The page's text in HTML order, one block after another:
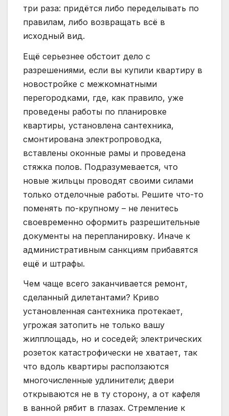
три раза: придётся либо переделывать по
правилам, либо возвращать всё в
исходный вид.
Ещё серьезнее обстоит дело с
разрешениями, если вы купили квартиру в
новостройке с межкомнатными
перегородками, где, как правило, уже
проведены работы по планировке
квартиры, установлена сантехника,
смонтирована электропроводка,
вставлены оконные рамы и проведена
стяжка полов. Подразумевается, что
новые жильцы проводят своими силами
только отделочные работы. Решите что-то
поменять по-крупному – не ленитесь
своевременно оформить разрешительные
документы на перепланировку. Иначе к
административным санкциям прибавятся
ещё и штрафы.
Чем чаще всего заканчивается ремонт,
сделанный дилетантами? Криво
установленная сантехника протекает,
угрожая затопить не только вашу
жилплощадь, но и соседей; электрических
розеток катастрофически не хватает, так
что вдоль квартиры расползаются
многочисленные удлинители; двери
открываются не в ту сторону, а от кафеля
в ванной рябит в глазах. Стремление к